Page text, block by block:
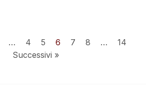
… 4 5 6 7 8 …
14
Successivi »